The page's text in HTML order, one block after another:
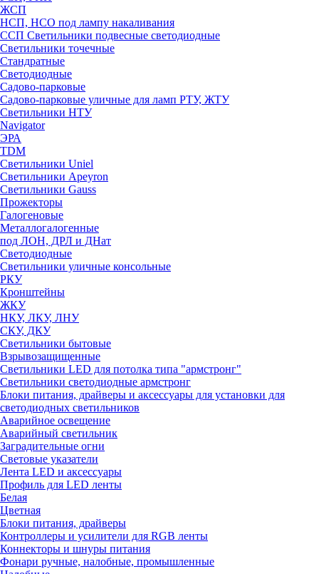
ЖСП
НСП, НСО под лампу накаливания
ССП Светильники подвесные светодиодные
Светильники точечные
Стандратные
Светодиодные
Садово-парковые
Садово-парковые уличные для ламп РТУ, ЖТУ
Светильники НТУ
Navigator
ЭРА
TDM
Светильники Uniel
Светильники Apeyron
Светильники Gauss
Прожекторы
Галогеновые
Металлогалогенные
под ЛОН, ДРЛ и ДНат
Светодиодные
Светильники уличные консольные
РКУ
Кронштейны
ЖКУ
НКУ, ЛКУ, ЛНУ
СКУ, ДКУ
Светильники бытовые
Взрывозащищенные
Светильники LED для потолка типа "армстронг"
Светильники светодиодные армстронг
Блоки питания, драйверы и аксессуары для установки для
светодиодных светильников
Аварийное освещение
Аварийный светильник
Заградительные огни
Световые указатели
Лента LED и аксессуары
Профиль для LED ленты
Белая
Цветная
Блоки питания, драйверы
Контроллеры и усилители для RGB ленты
Коннекторы и шнуры питания
Фонари ручные, налобные, промышленные